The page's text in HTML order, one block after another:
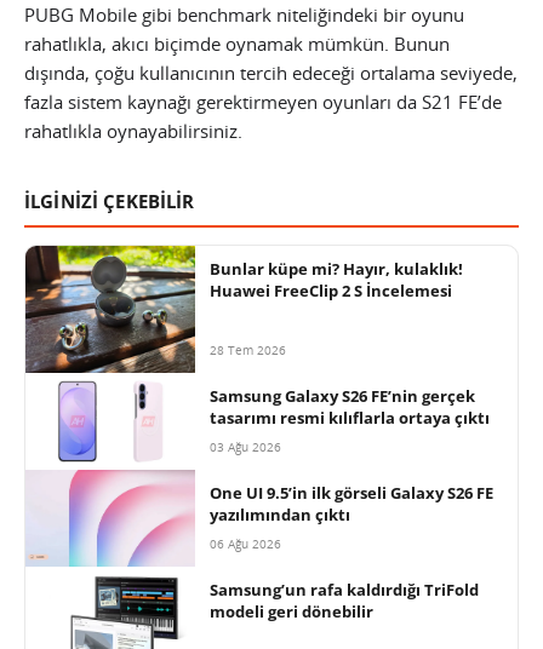
PUBG Mobile gibi benchmark niteliğindeki bir oyunu
rahatlıkla, akıcı biçimde oynamak mümkün. Bunun
dışında, çoğu kullanıcının tercih edeceği ortalama seviyede,
fazla sistem kaynağı gerektirmeyen oyunları da S21 FE’de
rahatlıkla oynayabilirsiniz.
İLGİNİZİ ÇEKEBİLİR
Bunlar küpe mi? Hayır, kulaklık!
Huawei FreeClip 2 S İncelemesi
28 Tem 2026
Samsung Galaxy S26 FE’nin gerçek
tasarımı resmi kılıflarla ortaya çıktı
03 Ağu 2026
One UI 9.5’in ilk görseli Galaxy S26 FE
yazılımından çıktı
06 Ağu 2026
Samsung’un rafa kaldırdığı TriFold
modeli geri dönebilir